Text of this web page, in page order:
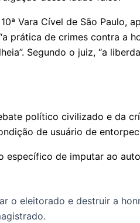
Vara Cível de São Paulo,
prática de crimes contra a
Segundo o juiz, “a
político civilizado e da
de usuário de
de imputar ao
o eleitorado e destruir a